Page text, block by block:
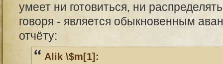
умеет ни готовиться, ни
говоря - является обыкновенным
отчёту:
Alik \$m[1]: